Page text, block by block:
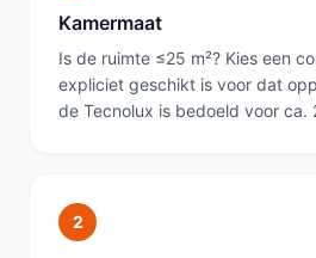
Kamermaat
Is de ruimte ≤25 m²? Kies een
expliciet geschikt is voor dat
de Tecnolux is bedoeld voor ca.
2